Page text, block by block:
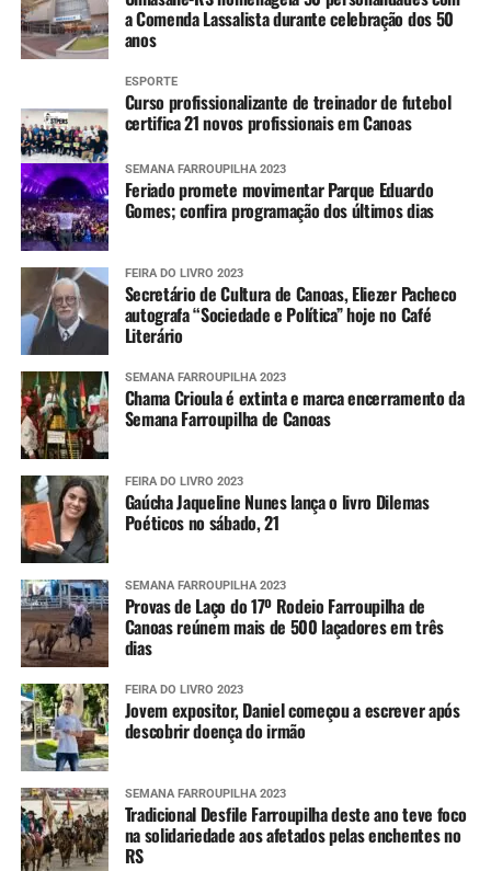
a Comenda Lassalista durante celebração dos 50
anos
ESPORTE
Curso profissionalizante de treinador de futebol
certifica 21 novos profissionais em Canoas
SEMANA FARROUPILHA 2023
Feriado promete movimentar Parque Eduardo
Gomes; confira programação dos últimos dias
FEIRA DO LIVRO 2023
Secretário de Cultura de Canoas, Eliezer Pacheco
autografa “Sociedade e Política” hoje no Café
Literário
SEMANA FARROUPILHA 2023
Chama Crioula é extinta e marca encerramento da
Semana Farroupilha de Canoas
FEIRA DO LIVRO 2023
Gaúcha Jaqueline Nunes lança o livro Dilemas
Poéticos no sábado, 21
SEMANA FARROUPILHA 2023
Provas de Laço do 17º Rodeio Farroupilha de
Canoas reúnem mais de 500 laçadores em três
dias
FEIRA DO LIVRO 2023
Jovem expositor, Daniel começou a escrever após
descobrir doença do irmão
SEMANA FARROUPILHA 2023
Tradicional Desfile Farroupilha deste ano teve foco
na solidariedade aos afetados pelas enchentes no
RS